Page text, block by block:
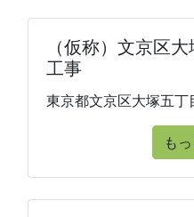
（仮称）文京区
工事
東京都文京区大塚五
も